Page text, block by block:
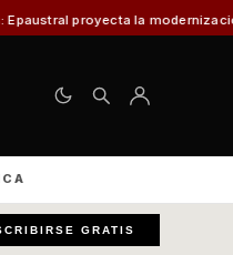
portuaria para el
GRATIS